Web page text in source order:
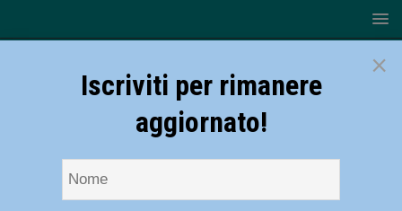
×
Iscriviti per rimanere
aggiornato!